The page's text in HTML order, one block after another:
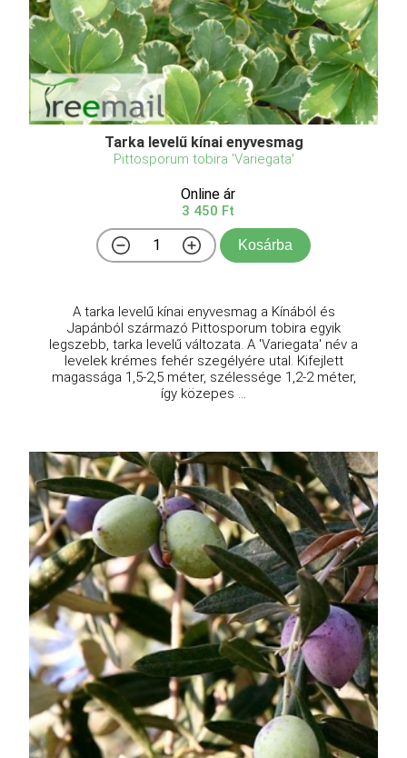
Tarka levelű kínai enyvesmag
Pittosporum tobira 'Variegata'
Online ár
3 450 Ft
Kosárba
A tarka levelű kínai enyvesmag a Kínából és
Japánból származó Pittosporum tobira egyik
legszebb, tarka levelű változata. A 'Variegata' név a
levelek krémes fehér szegélyére utal. Kifejlett
magassága 1,5-2,5 méter, szélessége 1,2-2 méter,
így közepes ...